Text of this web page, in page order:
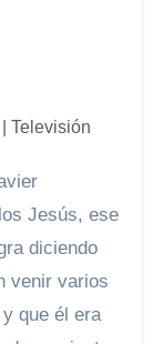
Jesús, ese
diciendo
venir varios
que él era